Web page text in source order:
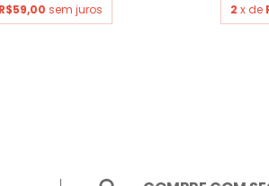
R$59,00 sem juros 2 x de